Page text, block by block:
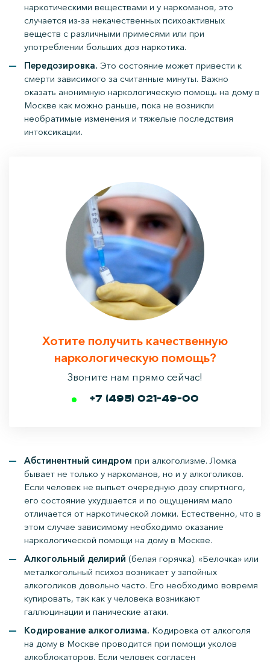
наркотическими веществами и у наркоманов, это
случается из-за некачественных психоактивных
веществ с различными примесями или при
употреблении больших доз наркотика.
Передозировка. Это состояние может привести к
смерти зависимого за считанные минуты. Важно
оказать анонимную наркологическую помощь на дому в
Москве как можно раньше, пока не возникли
необратимые изменения и тяжелые последствия
интоксикации.
Хотите получить качественную
наркологическую помощь?
Звоните нам прямо сейчас!
+7 (495) 021-49-00
Абстинентный синдром при алкоголизме. Ломка
бывает не только у наркоманов, но и у алкоголиков.
Если человек не выпьет очередную дозу спиртного,
его состояние ухудшается и по ощущениям мало
отличается от наркотической ломки. Естественно, что в
этом случае зависимому необходимо оказание
наркологической помощи на дому в Москве.
Алкогольный делирий (белая горячка). «Белочка» или
металкогольный психоз возникает у запойных
алкоголиков довольно часто. Его необходимо вовремя
купировать, так как у человека возникают
галлюцинации и панические атаки.
Кодирование алкоголизма. Кодировка от алкоголя
на дому в Москве проводится при помощи уколов
алкоблокаторов. Если человек согласен